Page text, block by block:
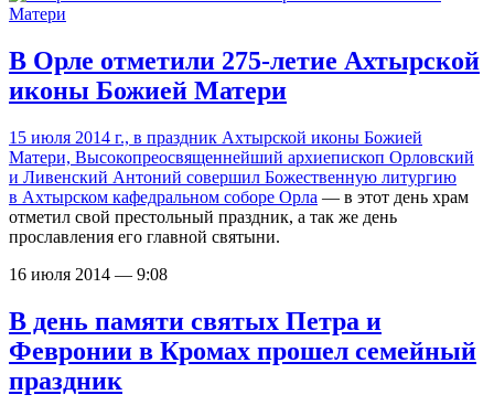
В Орле отметили 275-летие Ахтырской
иконы Божией Матери
15 июля 2014 г., в праздник Ахтырской иконы Божией
Матери, Высокопреосвященнейший архиепископ Орловский
и Ливенский Антоний совершил Божественную литургию
в Ахтырском кафедральном соборе Орла — в этот день храм
отметил свой престольный праздник, а так же день
прославления его главной святыни.
16 июля 2014 — 9:08
В день памяти святых Петра и
Февронии в Кромах прошел семейный
праздник